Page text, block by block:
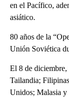
en el Pacífico,
asiático.
80 años de la
Unión Soviética
El 8 de diciembre,
Tailandia;
Unidos; Malasia